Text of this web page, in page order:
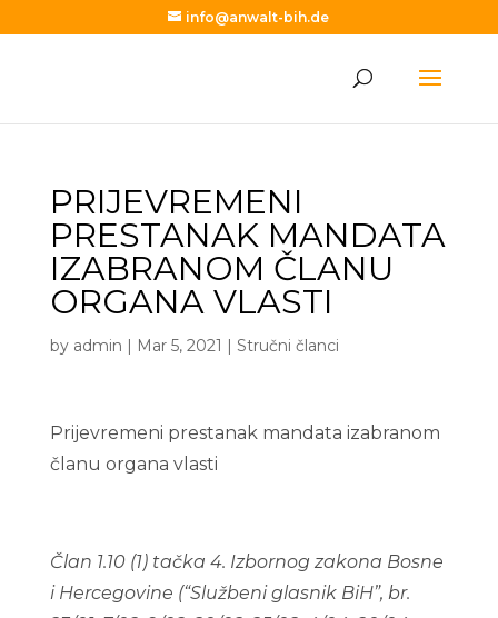
info@anwalt-bih.de
PRIJEVREMENI
PRESTANAK MANDATA
IZABRANOM ČLANU
ORGANA VLASTI
by admin | Mar 5, 2021 | Stručni članci
Prijevremeni prestanak mandata izabranom
članu organa vlasti
Član 1.10 (1) tačka 4. Izbornog zakona Bosne
i Hercegovine (“Službeni glasnik BiH”, br.